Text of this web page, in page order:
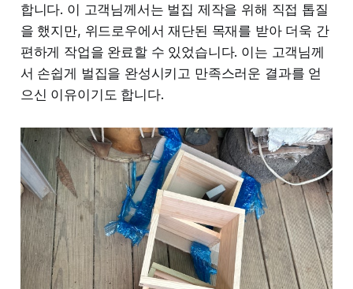
합니다. 이 고객님께서는 벌집 제작을 위해 직접 톱질
을 했지만, 위드로우에서 재단된 목재를 받아 더욱 간
편하게 작업을 완료할 수 있었습니다. 이는 고객님께
서 손쉽게 벌집을 완성시키고 만족스러운 결과를 얻
으신 이유이기도 합니다.